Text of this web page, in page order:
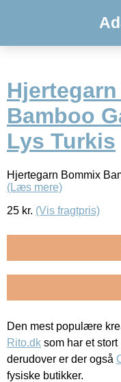
Bamboo
Lys Turkis
Hjertegarn Bommix
(Læs mere)
25 kr. (Vis fragtpris)
Den mest populære
Rito.dk som har et
derudover er der også
fysiske butikker.